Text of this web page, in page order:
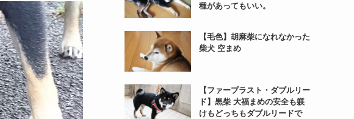
種があってもいい。
【毛色】胡麻柴になれなかった
柴犬 空まめ
【ファープラスト・ダブルリー
ド】黒柴 大福まめの安全も躾
けもどっちもダブルリードで